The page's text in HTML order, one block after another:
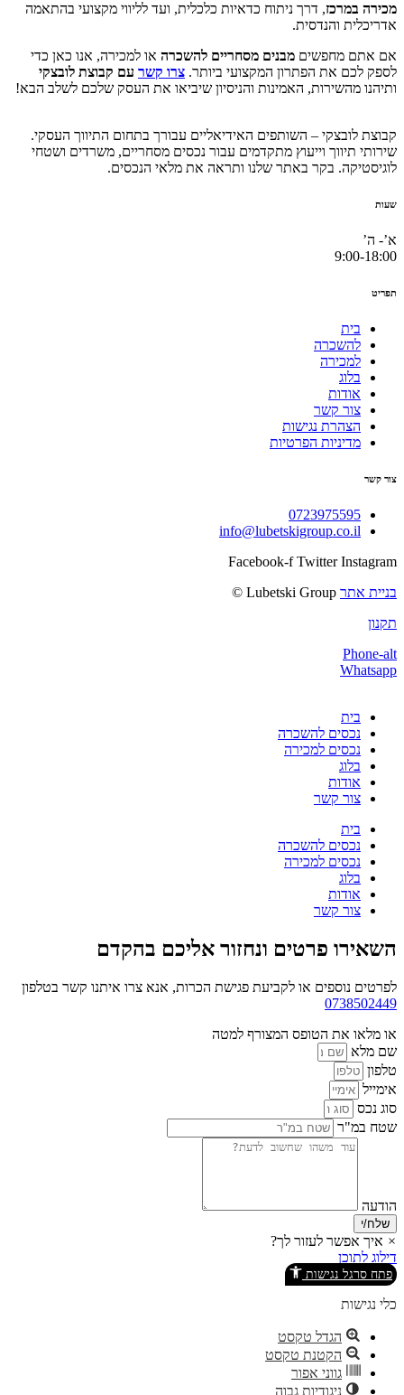
מכירה במרכז, דרך ניתוח כדאיות כלכלית, ועד לליווי מקצועי בהתאמה
אדריכלית והנדסית.
אם אתם מחפשים מבנים מסחריים להשכרה או למכירה, אנו כאן כדי
לספק לכם את הפתרון המקצועי ביותר. צרו קשר עם קבוצת לובצקי
ותיהנו מהשירות, האמינות והניסיון שיביאו את העסק שלכם לשלב הבא!
קבוצת לובצקי – השותפים האידיאליים עבורך בתחום התיווך העסקי.
שירותי תיווך וייעוץ מתקדמים עבור נכסים מסחריים, משרדים ושטחי
לוגיסטיקה. בקר באתר שלנו ותראה את מלאי הנכסים.
שעות
א’- ה’
9:00-18:00
תפריט
בית
להשכרה
למכירה
בלוג
אודות
צור קשר
הצהרת נגישות
מדיניות הפרטיות
צור קשר
0723975595
info@lubetskigroup.co.il
Facebook-f Twitter Instagram
בניית אתר
תקנון
Phone-alt
Whatsapp
בית
נכסים להשכרה
נכסים למכירה
בלוג
אודות
צור קשר
בית
נכסים להשכרה
נכסים למכירה
בלוג
אודות
צור קשר
השאירו פרטים ונחזור אליכם בהקדם
לפרטים נוספים או לקביעת פגישת הכרות, אנא צרו איתנו קשר בטלפון
0738502449
או מלאו את הטופס המצורף למטה
שם מלא
טלפון
אימייל
סוג נכס
שטח במ"ר
הודעה
שלח/י
× איך אפשר לעזור לך?
דילוג לתוכן
פתח סרגל נגישות
כלי נגישות
הגדל טקסט
הקטנת טקסט
גווני אפור
ניגודיות גבוה